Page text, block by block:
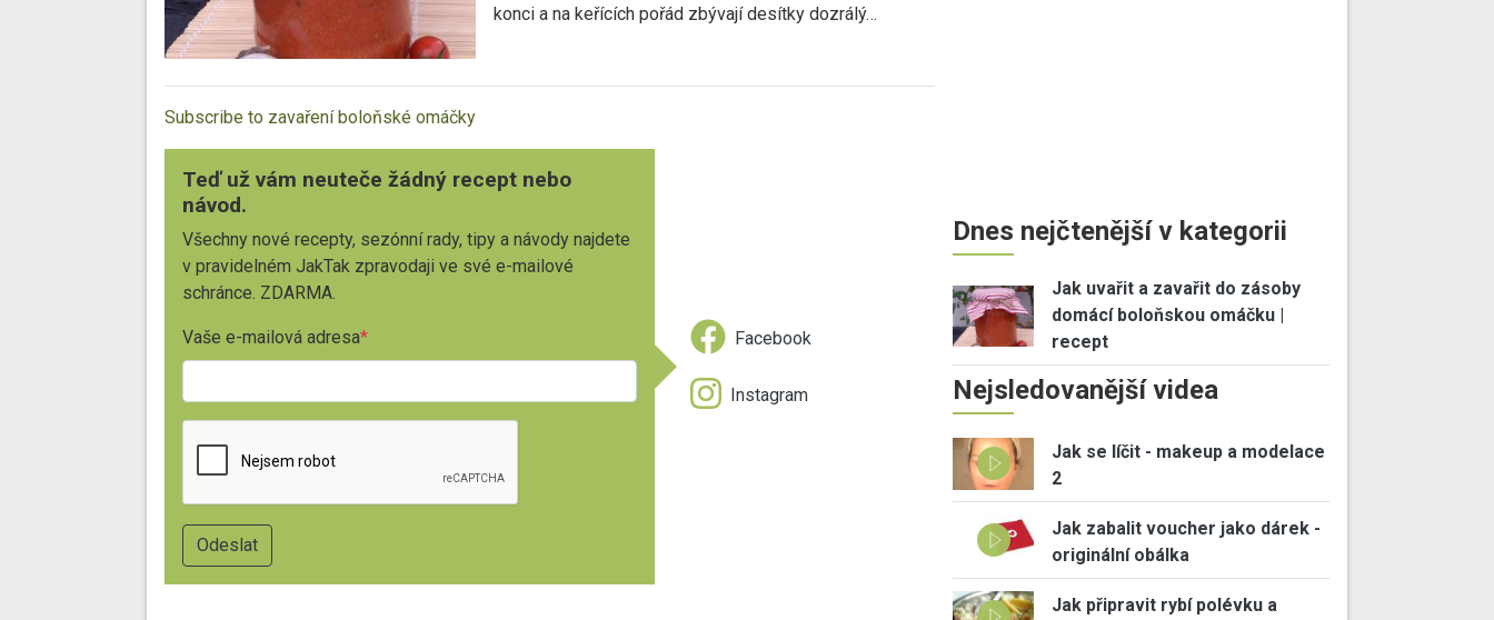
konci a na keřících pořád zbývají desítky dozrálý…
Subscribe to zavaření boloňské omáčky
Teď už vám neuteče žádný recept nebo
návod.
Všechny nové recepty, sezónní rady, tipy a návody najdete
v pravidelném JakTak zpravodaji ve své e-mailové
schránce. ZDARMA.
Vaše e-mailová adresa Facebook
Instagram
Dnes nejčtenější v kategorii
Jak uvařit a zavařit do zásoby
domácí boloňskou omáčku |
recept
Nejsledovanější videa
Jak se líčit - makeup a modelace
2
Jak zabalit voucher jako dárek -
originální obálka
Jak připravit rybí polévku a